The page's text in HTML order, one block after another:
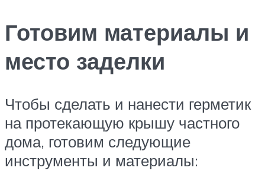
Готовим материалы и
место заделки
Чтобы сделать и нанести герметик
на протекающую крышу частного
дома, готовим следующие
инструменты и материалы: